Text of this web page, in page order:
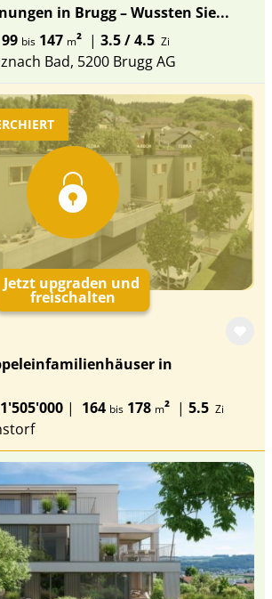
in Brugg – Wussten Sie...
99 bis 147 m² | 3.5 / 4.5 Zi
Bad, 5200 Brugg AG
Jetzt upgraden und
freischalten
in
1'505'000 | 164 bis 178 m² | 5.5 Zi